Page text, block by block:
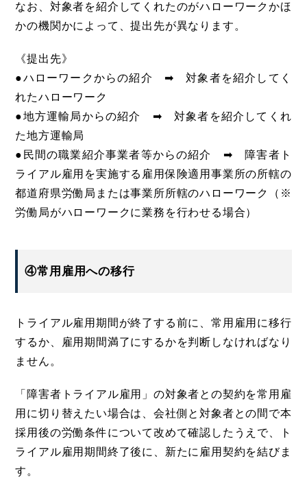
なお、対象者を紹介してくれたのがハローワークかほ
かの機関かによって、提出先が異なります。
《提出先》
●ハローワークからの紹介 ➡ 対象者を紹介してく
れたハローワーク
●地方運輸局からの紹介 ➡ 対象者を紹介してくれ
た地方運輸局
●民間の職業紹介事業者等からの紹介 ➡ 障害者ト
ライアル雇用を実施する雇用保険適用事業所の所轄の
都道府県労働局または事業所所轄のハローワーク（※
労働局がハローワークに業務を行わせる場合）
④常用雇用への移行
トライアル雇用期間が終了する前に、常用雇用に移行
するか、雇用期間満了にするかを判断しなければなり
ません。
「障害者トライアル雇用」の対象者との契約を常用雇
用に切り替えたい場合は、会社側と対象者との間で本
採用後の労働条件について改めて確認したうえで、ト
ライアル雇用期間終了後に、新たに雇用契約を結びま
す。